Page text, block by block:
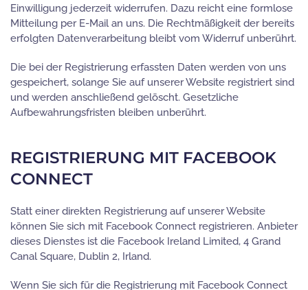
Einwilligung jederzeit widerrufen. Dazu reicht eine formlose
Mitteilung per E-Mail an uns. Die Rechtmäßigkeit der bereits
erfolgten Datenverarbeitung bleibt vom Widerruf unberührt.
Die bei der Registrierung erfassten Daten werden von uns
gespeichert, solange Sie auf unserer Website registriert sind
und werden anschließend gelöscht. Gesetzliche
Aufbewahrungsfristen bleiben unberührt.
REGISTRIERUNG MIT FACEBOOK
CONNECT
Statt einer direkten Registrierung auf unserer Website
können Sie sich mit Facebook Connect registrieren. Anbieter
dieses Dienstes ist die Facebook Ireland Limited, 4 Grand
Canal Square, Dublin 2, Irland.
Wenn Sie sich für die Registrierung mit Facebook Connect